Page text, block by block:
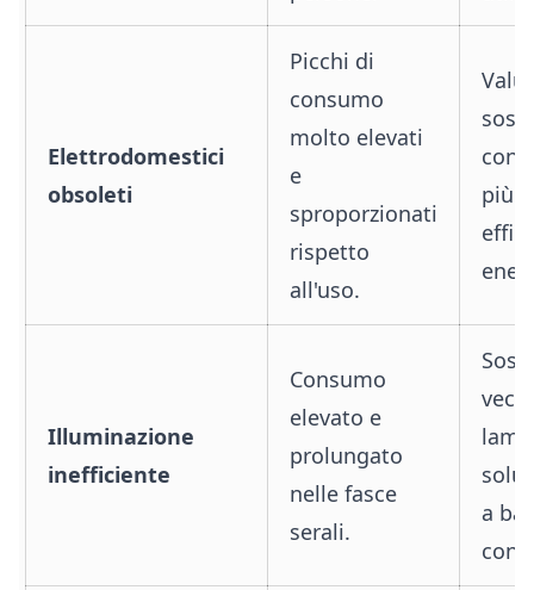
Elettrodomestici
obsoleti
Picchi di
consumo
molto elevati
e
sproporzionati
rispetto
all'uso.
con
più
Illuminazione
inefficiente
Consumo
elevato e
prolungato
nelle fasce
serali.
a